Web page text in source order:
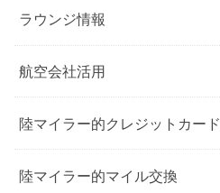
ラウンジ情報
航空会社活用
陸マイラー的クレジットカード
陸マイラー的マイル交換